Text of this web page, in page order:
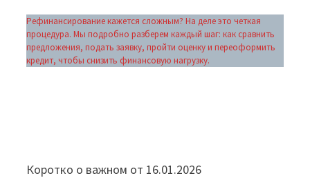
Рефинансирование кажется сложным? На деле это четкая
процедура. Мы подробно разберем каждый шаг: как сравнить
предложения, подать заявку, пройти оценку и переоформить
кредит, чтобы снизить финансовую нагрузку.
Коротко о важном от 16.01.2026